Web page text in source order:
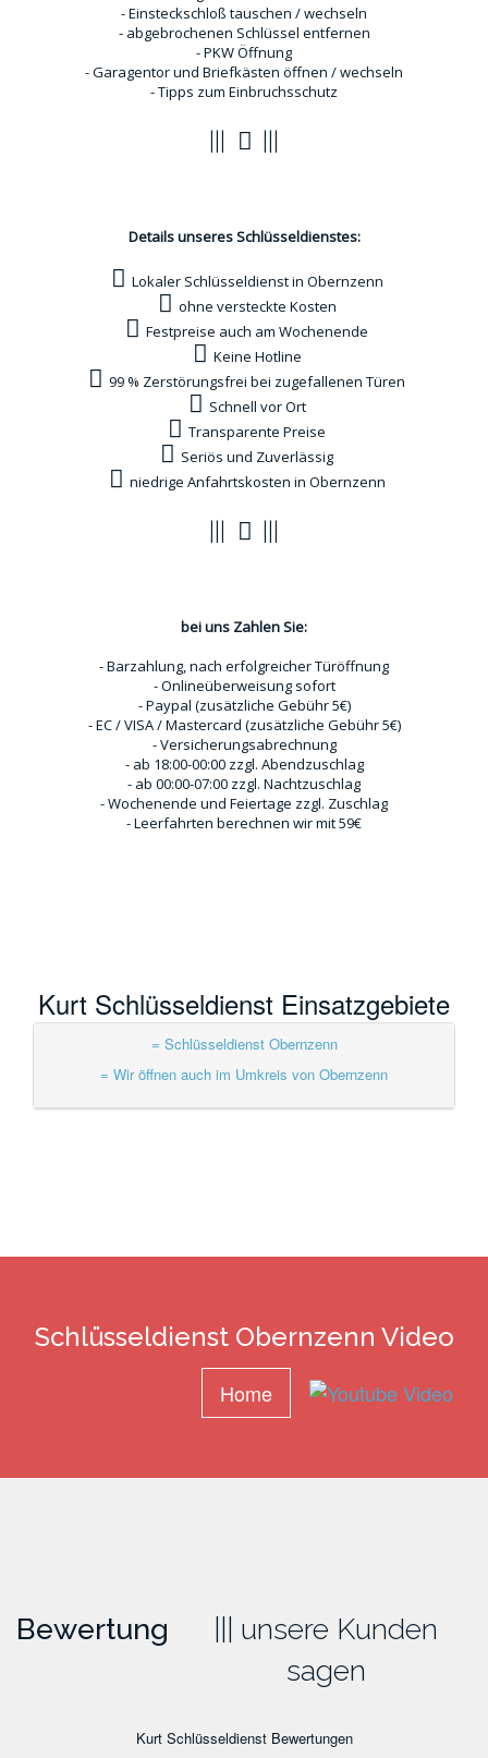
- Einsteckschloß tauschen / wechseln
- abgebrochenen Schlüssel entfernen
- PKW Öffnung
- Garagentor und Briefkästen öffnen / wechseln
- Tipps zum Einbruchsschutz
Details unseres Schlüsseldienstes:
Lokaler Schlüsseldienst in Obernzenn
ohne versteckte Kosten
Festpreise auch am Wochenende
Keine Hotline
99 % Zerstörungsfrei bei zugefallenen Türen
Schnell vor Ort
Transparente Preise
Seriös und Zuverlässig
niedrige Anfahrtskosten in Obernzenn
bei uns Zahlen Sie:
- Barzahlung, nach erfolgreicher Türöffnung
- Onlineüberweisung sofort
- Paypal (zusätzliche Gebühr 5€)
- EC / VISA / Mastercard (zusätzliche Gebühr 5€)
- Versicherungsabrechnung
- ab 18:00-00:00 zzgl. Abendzuschlag
- ab 00:00-07:00 zzgl. Nachtzuschlag
- Wochenende und Feiertage zzgl. Zuschlag
- Leerfahrten berechnen wir mit 59€
Kurt Schlüsseldienst Einsatzgebiete
= Schlüsseldienst Obernzenn
= Wir öffnen auch im Umkreis von Obernzenn
Schlüsseldienst Obernzenn Video
Home
Bewertung
unsere Kunden
sagen
Kurt SchlüsseldienstBewertungen